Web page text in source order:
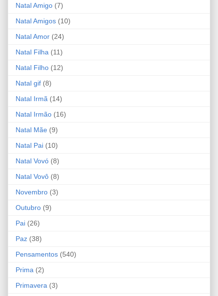
Natal Amigo (7)
Natal Amigos (10)
Natal Amor (24)
Natal Filha (11)
Natal Filho (12)
Natal gif (8)
Natal Irmã (14)
Natal Irmão (16)
Natal Mãe (9)
Natal Pai (10)
Natal Vovó (8)
Natal Vovô (8)
Novembro (3)
Outubro (9)
Pai (26)
Paz (38)
Pensamentos (540)
Prima (2)
Primavera (3)